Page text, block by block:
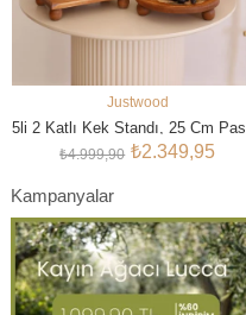
SEPETE EKLE
Justwood
₺2.349,95
₺4.999,90
Kampanyalar